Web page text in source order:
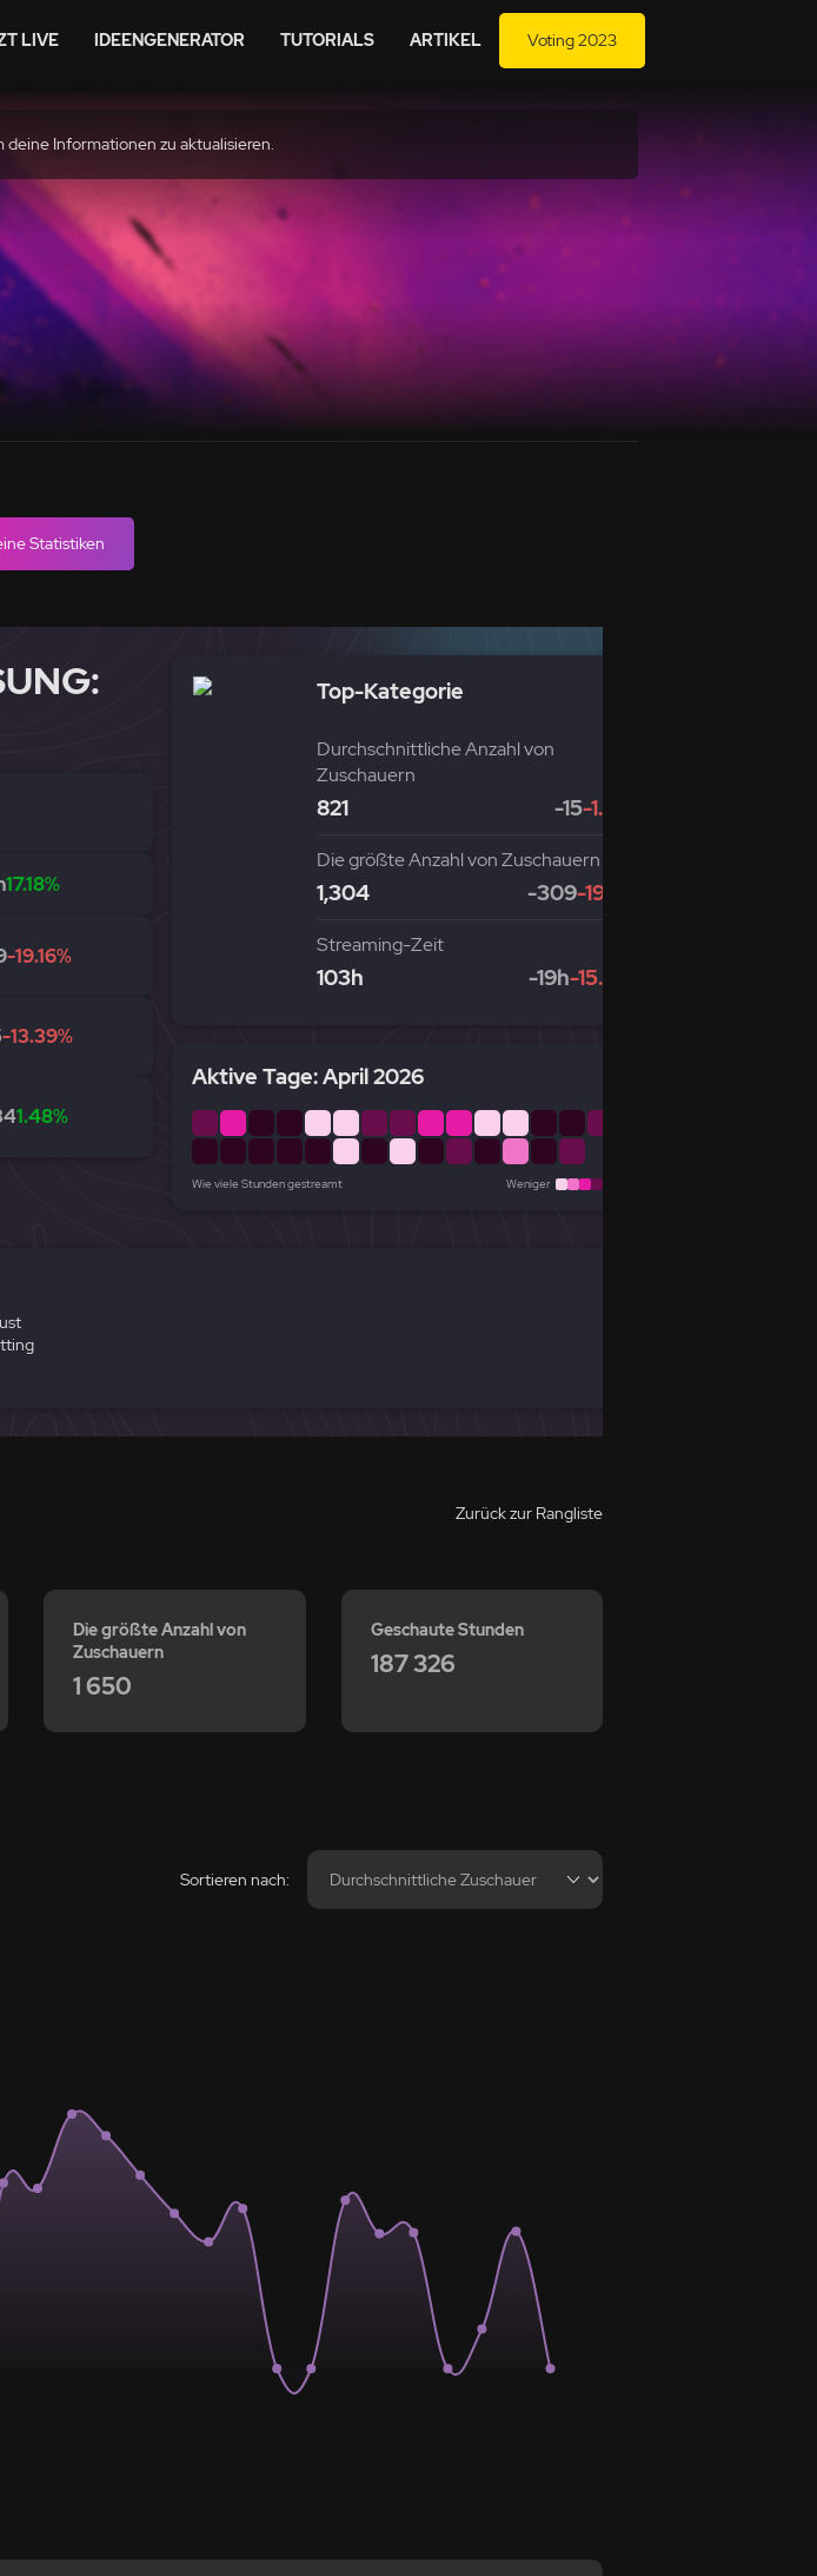
LIVE IDEENGENERATOR TUTORIALS ARTIKEL Voting 2023
deine Informationen zu aktualisieren.
Statistiken
17.18%
-19.16%
-13.39%
1.48%
Top-Kategorie
Durchschnittliche Anzahl von
Zuschauern
821 -15-1.68%
Die größte Anzahl von Zuschauern
1,304 -309-19.16%
Streaming-Zeit
103h -19h-15.53%
Aktive Tage: April 2026
Wie viele Stunden gestreamt Weniger
Zurück zur Rangliste
Die größte Anzahl von
Zuschauern
1 650
Geschaute Stunden
187 326
Sortieren nach: